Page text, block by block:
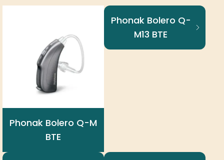
Phonak Bolero Q-M
BTE
Phonak Bolero Q-
M13 BTE